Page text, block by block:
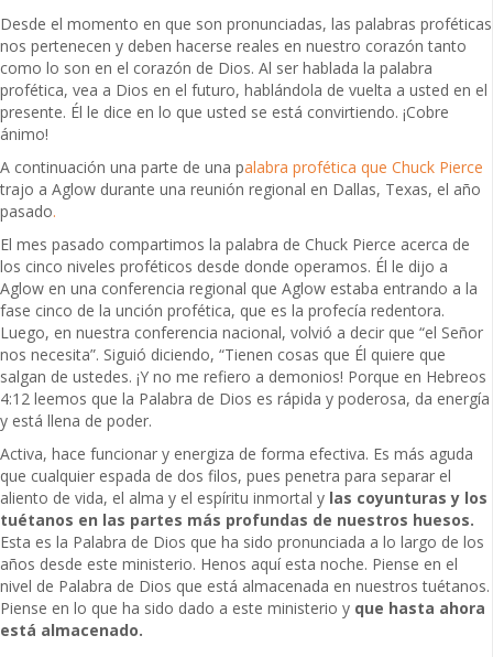
Desde el momento en que son pronunciadas, las palabras proféticas
nos pertenecen y deben hacerse reales en nuestro corazón tanto
como lo son en el corazón de Dios. Al ser hablada la palabra
profética, vea a Dios en el futuro, hablándola de vuelta a usted en el
presente. Él le dice en lo que usted se está convirtiendo. ¡Cobre
ánimo!
A continuación una parte de una palabra profética que Chuck Pierce
trajo a Aglow durante una reunión regional en Dallas, Texas, el año
pasado.
El mes pasado compartimos la palabra de Chuck Pierce acerca de
los cinco niveles proféticos desde donde operamos. Él le dijo a
Aglow en una conferencia regional que Aglow estaba entrando a la
fase cinco de la unción profética, que es la profecía redentora.
Luego, en nuestra conferencia nacional, volvió a decir que “el Señor
nos necesita”. Siguió diciendo, “Tienen cosas que Él quiere que
salgan de ustedes. ¡Y no me refiero a demonios! Porque en Hebreos
4:12 leemos que la Palabra de Dios es rápida y poderosa, da energía
y está llena de poder.
Activa, hace funcionar y energiza de forma efectiva. Es más aguda
que cualquier espada de dos filos, pues penetra para separar el
aliento de vida, el alma y el espíritu inmortal y las coyunturas y los
tuétanos en las partes más profundas de nuestros huesos.
Esta es la Palabra de Dios que ha sido pronunciada a lo largo de los
años desde este ministerio. Henos aquí esta noche. Piense en el
nivel de Palabra de Dios que está almacenada en nuestros tuétanos.
Piense en lo que ha sido dado a este ministerio y que hasta ahora
está almacenado.